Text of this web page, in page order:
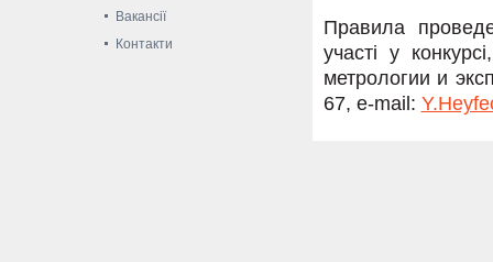
Вакансії
Контакти
Правила
участі у
метрологии и
67, e-mail: